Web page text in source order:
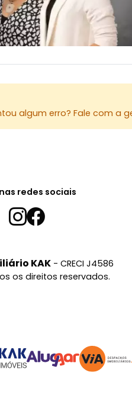
algum erro? Fale com a
redes sociais
KAK- CRECI J4586
os direitos reservados.